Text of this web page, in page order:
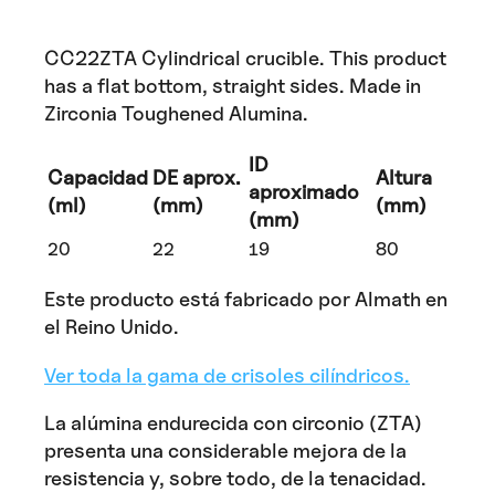
CC22ZTA Cylindrical crucible. This product
has a flat bottom, straight sides. Made in
Zirconia Toughened Alumina.
Capacidad
(ml)
DE aprox.
(mm)
ID
aproximado
(mm)
Altura
(mm)
20 22 19 80
Este producto está fabricado por Almath en
el Reino Unido.
Ver toda la gama de crisoles cilíndricos.
La alúmina endurecida con circonio (ZTA)
presenta una considerable mejora de la
resistencia y, sobre todo, de la tenacidad.